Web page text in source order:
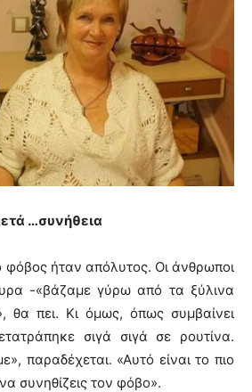
…συνήθεια
φόβος ήταν απόλυτος. Οι άνθρωποι
-«βάζαμε γύρω από τα ξύλινα
θα πει. Κι όμως, όπως συμβαίνει
σιγά σιγά σε ρουτίνα.
παραδέχεται. «Αυτό είναι το πιο
συνηθίζεις τον φόβο».